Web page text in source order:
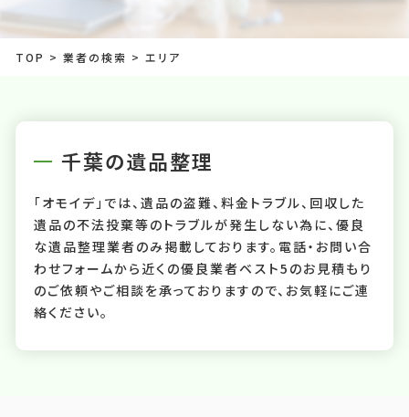
TOP > 業者の検索 > エリア
千葉の遺品整理
「オモイデ」では、遺品の盗難、料金トラブル、回収した
遺品の不法投棄等のトラブルが発生しない為に、優良
な遺品整理業者のみ掲載しております。電話・お問い合
わせフォームから近くの優良業者ベスト5のお見積もり
のご依頼やご相談を承っておりますので、お気軽にご連
絡ください。